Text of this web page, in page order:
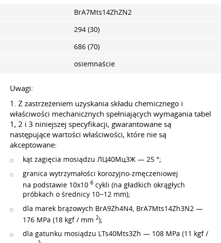
BrA7Mts14ZhZN2
294 (30)
686 (70)
osiemnaście
Uwagi:
1. Z zastrzeżeniem uzyskania składu chemicznego i
właściwości mechanicznych spełniających wymagania tabel
1, 2 i 3 niniejszej specyfikacji, gwarantowane są
następujące wartości właściwości, które nie są
akceptowane:
kąt zagięcia mosiądzu ЛЦ40Мц3Ж — 25 °;
granica wytrzymałości korozyjno-zmęczeniowej
na podstawie 10x10 6 cykli (na gładkich okrągłych
próbkach o średnicy 10−12 mm);
dla marek brązowych BrA9Zh4N4, BrA7Mts14Zh3N2 —
176 MPa (18 kgf / mm 2);
dla gatunku mosiądzu LTs40Mts3Zh — 108 MPa (11 kgf /